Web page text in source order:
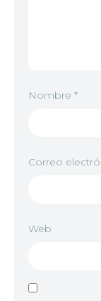
Nombre *
Correo
Web